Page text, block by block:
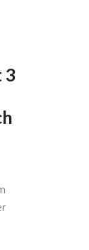
3